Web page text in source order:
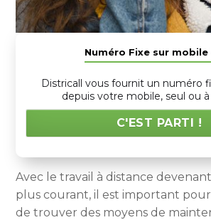
Numéro Fixe sur mobile
Districall vous fournit un numéro
depuis votre mobile, seul ou
C'EST PARTI !
Avec le travail à distance
plus courant, il est important
de trouver des moyens de